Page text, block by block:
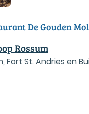
De Gouden
Rossum
Fort St. Andries en